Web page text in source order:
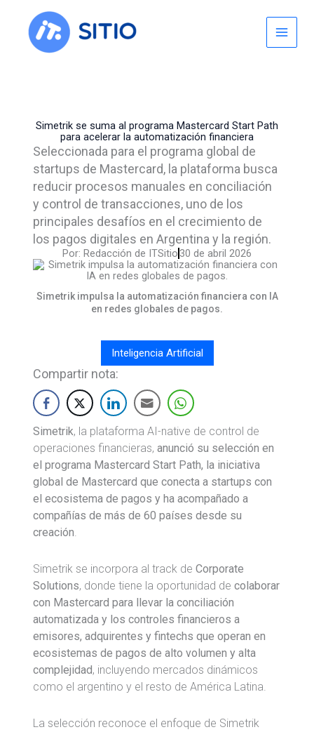
content
Simetrik se suma al programa Mastercard Start Path
para acelerar la automatización financiera
Seleccionada para el programa global de
startups de Mastercard, la plataforma busca
reducir procesos manuales en conciliación
y control de transacciones, uno de los
principales desafíos en el crecimiento de
los pagos digitales en Argentina y la región.
Por: Redacción de ITSitio 30 de abril 2026
Simetrik impulsa la automatización financiera con IA
en redes globales de pagos.
Inteligencia Artificial
Compartir nota:
Simetrik, la plataforma AI-native de control de
operaciones financieras,anunció su selección en
el programa Mastercard Start Path, la iniciativa
global de Mastercard que conecta a startups con
el ecosistema de pagos y ha acompañado a
compañías de más de 60 países desde su
creación.
Simetrik se incorpora al track deCorporate
Solutions, donde tiene la oportunidad decolaborar
con Mastercard para llevar la conciliación
automatizada y los controles financieros a
emisores, adquirentes y fintechs que operan en
ecosistemas de pagos de alto volumen y alta
complejidad, incluyendo mercados dinámicos
como el argentino y el resto de América Latina.
La selección reconoce el enfoque de Simetrik